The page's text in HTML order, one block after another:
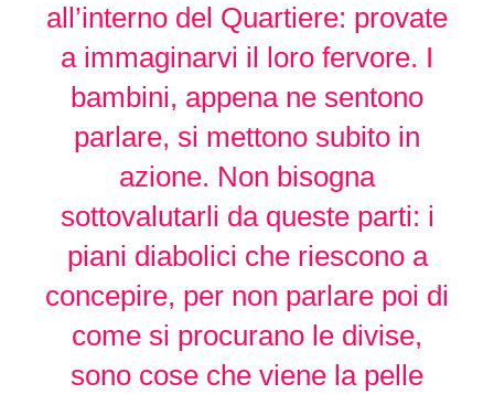
all’interno del Quartiere: provate
a immaginarvi il loro fervore. I
bambini, appena ne sentono
parlare, si mettono subito in
azione. Non bisogna
sottovalutarli da queste parti: i
piani diabolici che riescono a
concepire, per non parlare poi di
come si procurano le divise,
sono cose che viene la pelle